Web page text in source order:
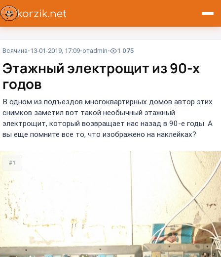
Всячина 13-01-2019, 17:09 отadmin 1 075
Этажный электрощит из 90-х
годов
В одном из подъездов многоквартирных домов автор этих
снимков заметил вот такой необычный этажный
электрощит, который возвращает нас назад в 90-е годы. А
вы еще помните все то, что изображено на наклейках?
#1